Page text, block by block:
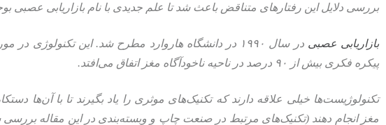
بررسی دلایل این رفتارهای متناقض باعث شد تا علم جدیدی با نام بازاریابی عصبی
بازاریابی عصبی
در سال ۱۹۹۰ در دانشگاه هاروارد مطرح شد. این
پیکره فکری بیش از ۹۰ درصد در ناحیه ناخودآگاه مغز اتفاق می‌افتد.
تکنولوژیست‌ها خیلی علاقه دارند که تکنیک‌های موثری را یاد بگیرند تا با آن‌ها
مغز انجام دهند (تکنیک‌های مرتبط در صنعت چاپ و وبسته‌بندی در این مقاله